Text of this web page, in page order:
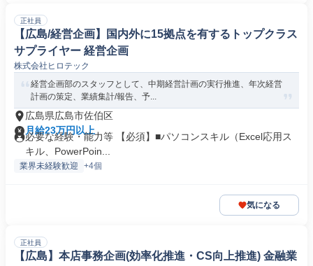
正社員
【広島/経営企画】国内外に15拠点を有するトップクラス
サプライヤー 経営企画
株式会社ヒロテック
経営企画部のスタッフとして、中期経営計画の実行推進、年次経営
計画の策定、業績集計/報告、予...
広島県広島市佐伯区
月給23万円以上
必要な経験・能力等 【必須】■パソコンスキル（Excel応用ス
キル、PowerPoin...
業界未経験歓迎 +4個
気になる
正社員
【広島】本店事務企画(効率化推進・CS向上推進) 金融業